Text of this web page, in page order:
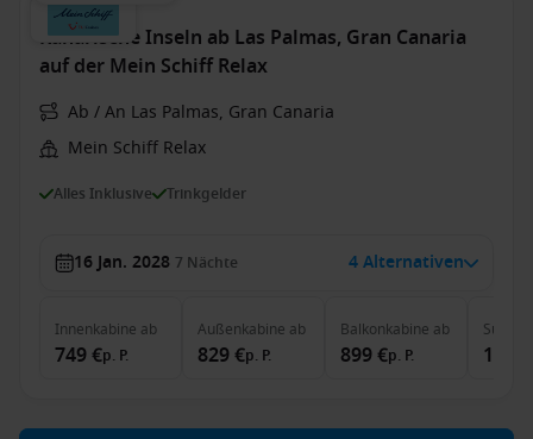
Kanarische Inseln ab Las Palmas, Gran Canaria
auf der Mein Schiff Relax
Ab / An Las Palmas, Gran Canaria
Mein Schiff Relax
Alles Inklusive Trinkgelder
16 Jan. 2028 7 Nächte 4 Alternativen
Innenkabine ab
749 €p. P.
Außenkabine ab
829 €p. P.
Balkonkabine ab
899 €p. P.
Suite